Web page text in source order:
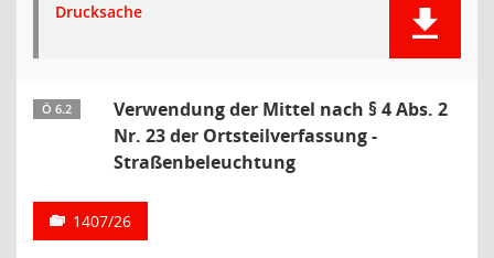
Drucksache
Ö 6.2
Verwendung der Mittel nach § 4 Abs. 2
Nr. 23 der Ortsteilverfassung -
Straßenbeleuchtung
1407/26